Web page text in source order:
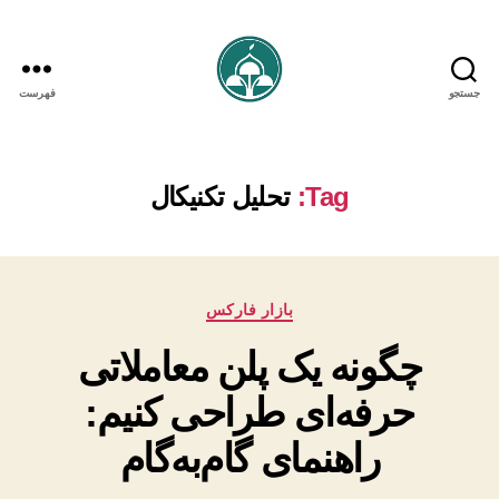
جستجو فهرست
Tag: تحلیل تکنیکال
دسته‌ها
بازار فارکس
چگونه یک پلن معاملاتی
حرفه‌ای طراحی کنیم:
راهنمای گام‌به‌گام